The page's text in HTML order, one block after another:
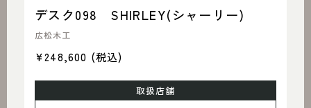
デスク098 SHIRLEY(シャーリー)
広松木工
¥248,600 (税込)
取扱店舗